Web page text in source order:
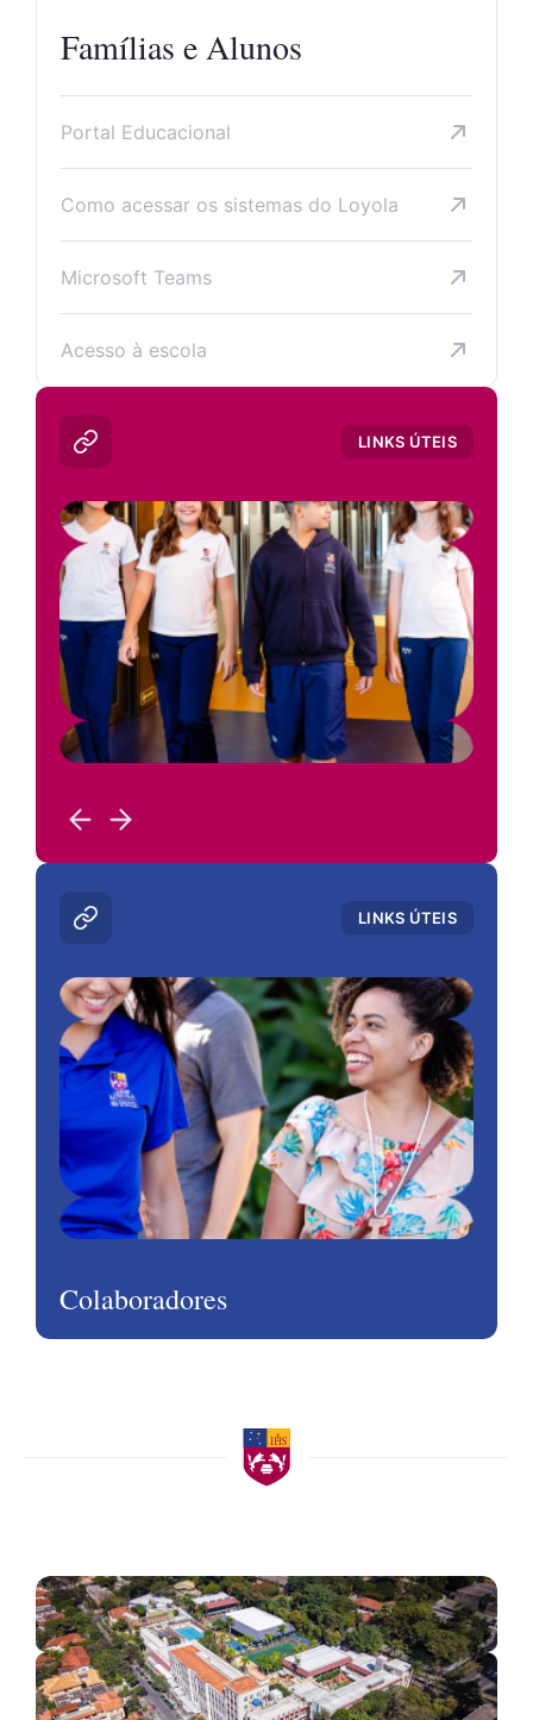
Famílias e Alunos
Portal Educacional
Como acessar os sistemas do Loyola
Microsoft Teams
Acesso à escola
LINKS ÚTEIS
LINKS ÚTEIS
Colaboradores